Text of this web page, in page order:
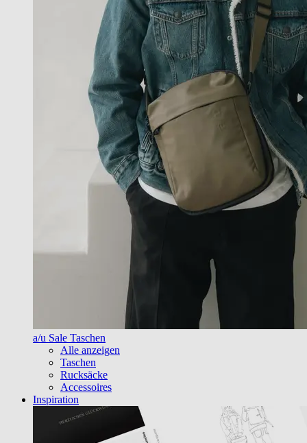
a/u Sale Taschen
Alle anzeigen
Taschen
Rucksäcke
Accessoires
Inspiration